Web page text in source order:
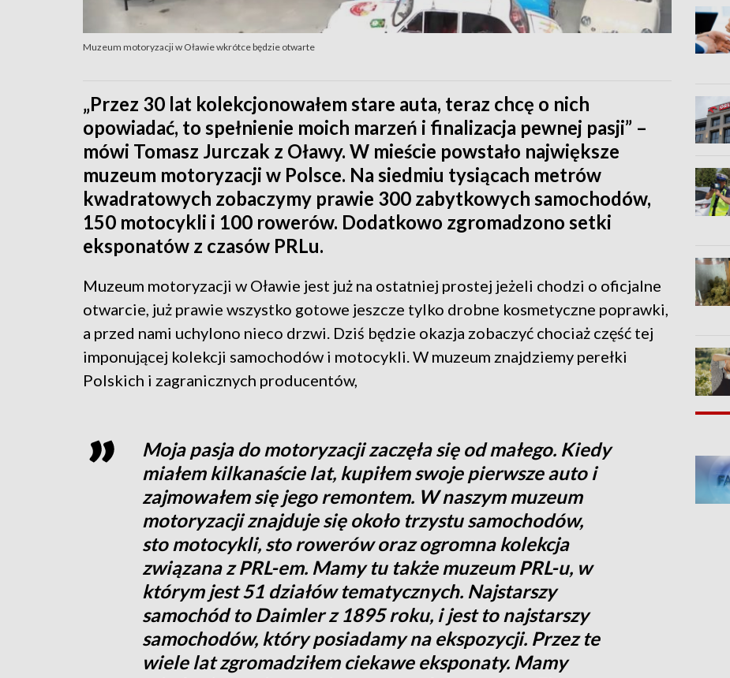
Muzeum motoryzacji w Oławie wkrótce będzie otwarte
„Przez 30 lat kolekcjonowałem stare auta, teraz chcę o nich
opowiadać, to spełnienie moich marzeń i finalizacja pewnej pasji” –
mówi Tomasz Jurczak z Oławy. W mieście powstało największe
muzeum motoryzacji w Polsce. Na siedmiu tysiącach metrów
kwadratowych zobaczymy prawie 300 zabytkowych samochodów,
150 motocykli i 100 rowerów. Dodatkowo zgromadzono setki
eksponatów z czasów PRLu.
Muzeum motoryzacji w Oławie jest już na ostatniej prostej jeżeli chodzi o oficjalne
otwarcie, już prawie wszystko gotowe jeszcze tylko drobne kosmetyczne poprawki,
a przed nami uchylono nieco drzwi. Dziś będzie okazja zobaczyć chociaż część tej
imponującej kolekcji samochodów i motocykli. W muzeum znajdziemy perełki
Polskich i zagranicznych producentów,
Moja pasja do motoryzacji zaczęła się od małego. Kiedy
miałem kilkanaście lat, kupiłem swoje pierwsze auto i
zajmowałem się jego remontem. W naszym muzeum
motoryzacji znajduje się około trzystu samochodów,
sto motocykli, sto rowerów oraz ogromna kolekcja
związana z PRL-em. Mamy tu także muzeum PRL-u, w
którym jest 51 działów tematycznych. Najstarszy
samochód to Daimler z 1895 roku, i jest to najstarszy
samochodów, który posiadamy na ekspozycji. Przez te
wiele lat zgromadziłem ciekawe eksponaty. Mamy